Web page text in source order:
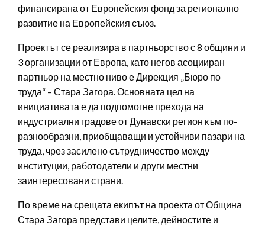
финансирана от Европейския фонд за регионално
развитие на Европейския съюз.
Проектът се реализира в партньорство с 8 общини и
3 организации от Европа, като негов асоцииран
партньор на местно ниво е Дирекция „Бюро по
труда“ – Стара Загора. Основната цел на
инициативата е да подпомогне прехода на
индустриални градове от Дунавски регион към по-
разнообразни, приобщаващи и устойчиви пазари на
труда, чрез засилено сътрудничество между
институции, работодатели и други местни
заинтересовани страни.
По време на срещата екипът на проекта от Община
Стара Загора представи целите, дейностите и